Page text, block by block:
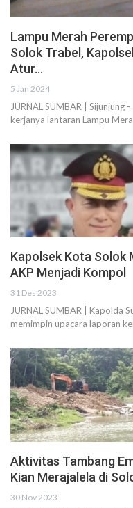
Lampu Merah
Solok Trabel,
Atur…
5 Jan 2024
JURNAL SUMBAR | Sijunjung
kerjanya lantaran Lampu
Kapolsek Kota Solok
AKP Menjadi Kompol
31 Des 2023
JURNAL SUMBAR | Kapolda
memimpin upacara laporan
Aktivitas Tambang
Kian Merajalela di
30 Nov 2023